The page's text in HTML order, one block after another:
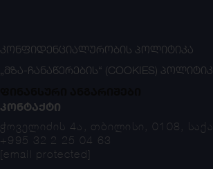
ᲙᲝᲜᲤᲘᲓᲔᲜᲪᲘᲐᲚᲣᲠᲝᲑᲘᲡ ᲞᲝᲚᲘᲢᲘᲙᲐ
„ᲛᲖᲐ-ᲩᲐᲜᲐᲬᲔᲠᲔᲑᲘᲡ“ (COOKIES)
ᲙᲝᲜᲢᲐᲥᲢᲘ
ჭოველიძის 4ა, თბილისი, 0108,
+995 32 2 25 04 63
[email protected]